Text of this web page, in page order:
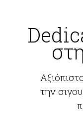
την